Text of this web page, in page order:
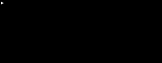
▸